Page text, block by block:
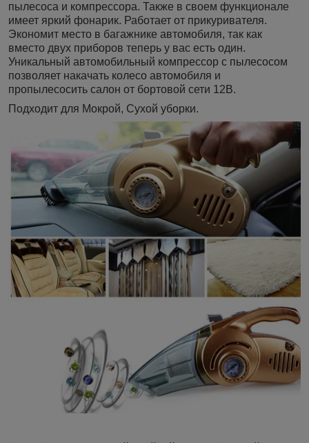
пылесоса и компрессора. Также в своем функционале
имеет яркий фонарик. Работает от прикуривателя.
Экономит место в багажнике автомобиля, так как
вместо двух приборов теперь у вас есть один.
Уникальный автомобильный компрессор с пылесосом
позволяет накачать колесо автомобиля и
пропылесосить салон от бортовой сети 12В.
Подходит для Мoкрой, Сухой убоpки.